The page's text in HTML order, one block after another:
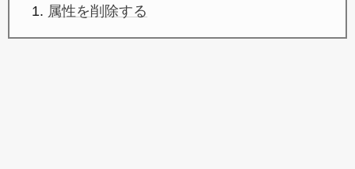
属性を削除する